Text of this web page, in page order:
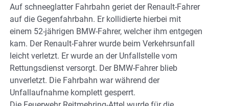
Auf schneeglatter Fahrbahn geriet der Renault-Fahrer
auf die Gegenfahrbahn. Er kollidierte hierbei mit
einem 52-jährigen BMW-Fahrer, welcher ihm entgegen
kam. Der Renault-Fahrer wurde beim Verkehrsunfall
leicht verletzt. Er wurde an der Unfallstelle vom
Rettungsdienst versorgt. Der BMW-Fahrer blieb
unverletzt. Die Fahrbahn war während der
Unfallaufnahme komplett gesperrt.